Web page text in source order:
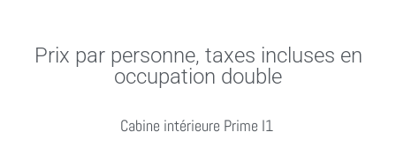
Prix par personne, taxes incluses en
occupation double
Cabine intérieure Prime I1